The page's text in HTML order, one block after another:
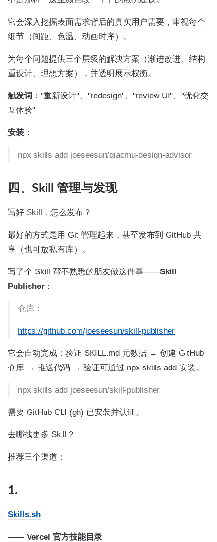
它会深入挖掘表面需求背后的真实用户需要，审视每个
细节（间距、色温、动画时序）。
为每个问题提供三个层级的解决方案（渐进改进、结构
重设计、理想方案），并透明展示权衡。
触发词 ："重新设计"、"redesign"、"review UI"、"优化交
互体验"
安装 ：
npx skills add joeseesun/qiaomu-design-advisor
四、Skill 管理与发现
写好 Skill，怎么发布？
最好的方式是用 Git 管理起来，甚至发布到 GitHub 共
享（也可放私有库）。
写了个 Skill 帮不熟悉的朋友做这件事——Skill
Publisher ：
仓库：
https://github.com/joeseesun/skill-publisher
它会自动完成：验证 SKILL.md 元数据 → 创建 GitHub
仓库 → 推送代码 → 验证可通过 npx skills add 安装。
npx skills add joeseesun/skill-publisher
需要 GitHub CLI (gh) 已安装并认证。
去哪找更多 Skill？
推荐三个渠道：
1.
Skills.sh
—— Vercel 官方技能目录